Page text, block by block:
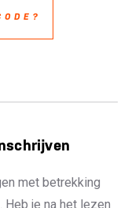
met betrekking
je na het lezen